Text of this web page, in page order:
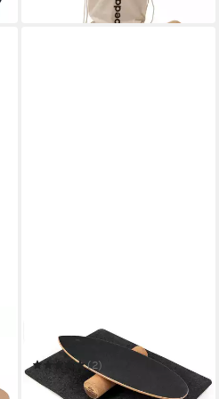
Balanceboard
(2)
61,99 € UVP119,99 €